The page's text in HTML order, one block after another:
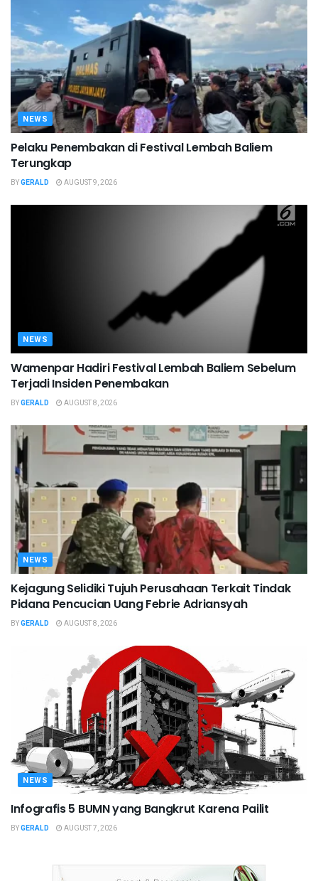
NEWS
Pelaku Penembakan di Festival Lembah Baliem
Terungkap
BYGERALD AUGUST 9, 2026
NEWS
Wamenpar Hadiri Festival Lembah Baliem Sebelum
Terjadi Insiden Penembakan
BYGERALD AUGUST 8, 2026
NEWS
Kejagung Selidiki Tujuh Perusahaan Terkait Tindak
Pidana Pencucian Uang Febrie Adriansyah
BYGERALD AUGUST 8, 2026
NEWS
Infografis 5 BUMN yang Bangkrut Karena Pailit
BYGERALD AUGUST 7, 2026